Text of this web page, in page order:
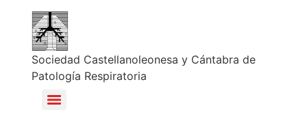
Sociedad Castellanoleonesa y Cántabra de
Patología Respiratoria